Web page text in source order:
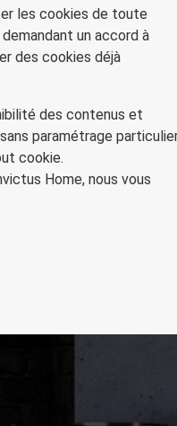
les cookies de toute
demandant un accord à
des cookies déjà
des contenus et
paramétrage
cookie.
Home, nous vous